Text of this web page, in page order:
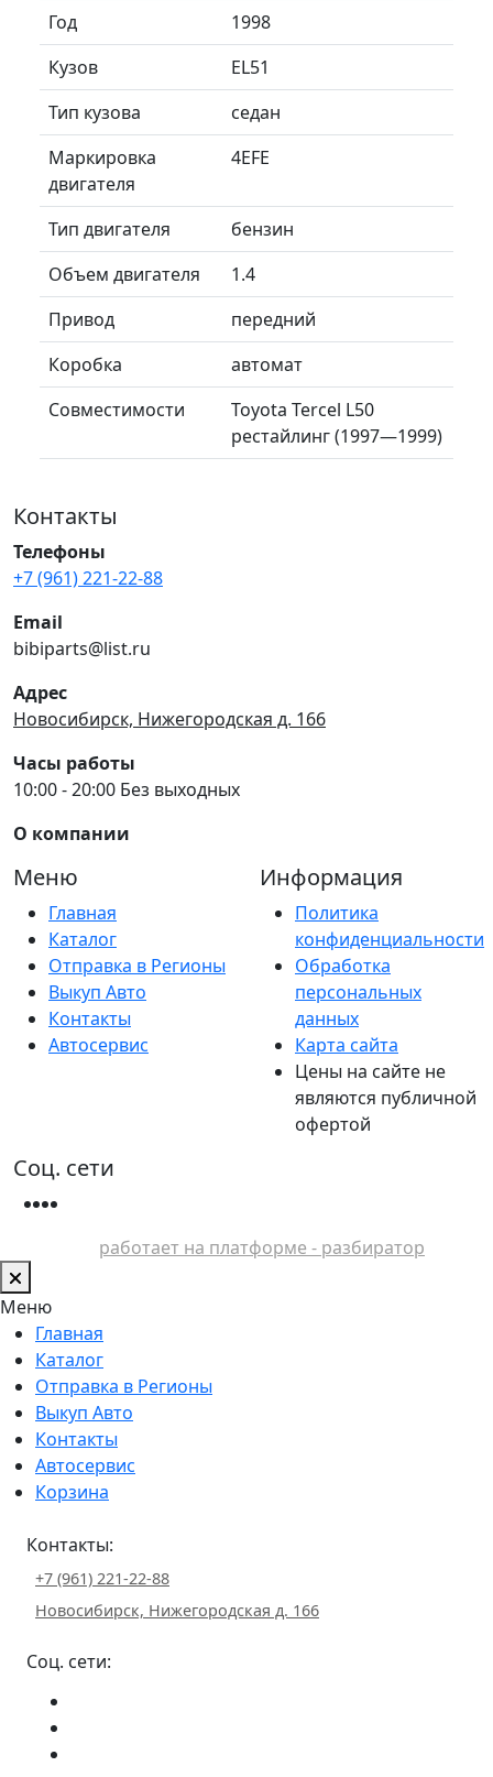
Год
1998
Кузов
EL51
Тип кузова
седан
Маркировка
двигателя
4EFE
Тип двигателя
бензин
Объем двигателя
1.4
Привод
передний
Коробка
автомат
Совместимости
Toyota Tercel L50
рестайлинг (1997—1999)
Контакты
Телефоны
+7 (961) 221-22-88
Email
bibiparts@list.ru
Адрес
Новосибирск, Нижегородская д. 166
Часы работы
10:00 - 20:00 Без выходных
О компании
Меню
Главная
Каталог
Отправка в Регионы
Выкуп Авто
Контакты
Автосервис
Информация
Политика
конфиденциальности
Обработка
персональных
данных
Карта сайта
Цены на сайте не
являются публичной
офертой
Соц. сети
работает на платформе - разбиратор
Меню
Главная
Каталог
Отправка в Регионы
Выкуп Авто
Контакты
Автосервис
Корзина
Контакты:
+7 (961) 221-22-88
Новосибирск, Нижегородская д. 166
Соц. сети: